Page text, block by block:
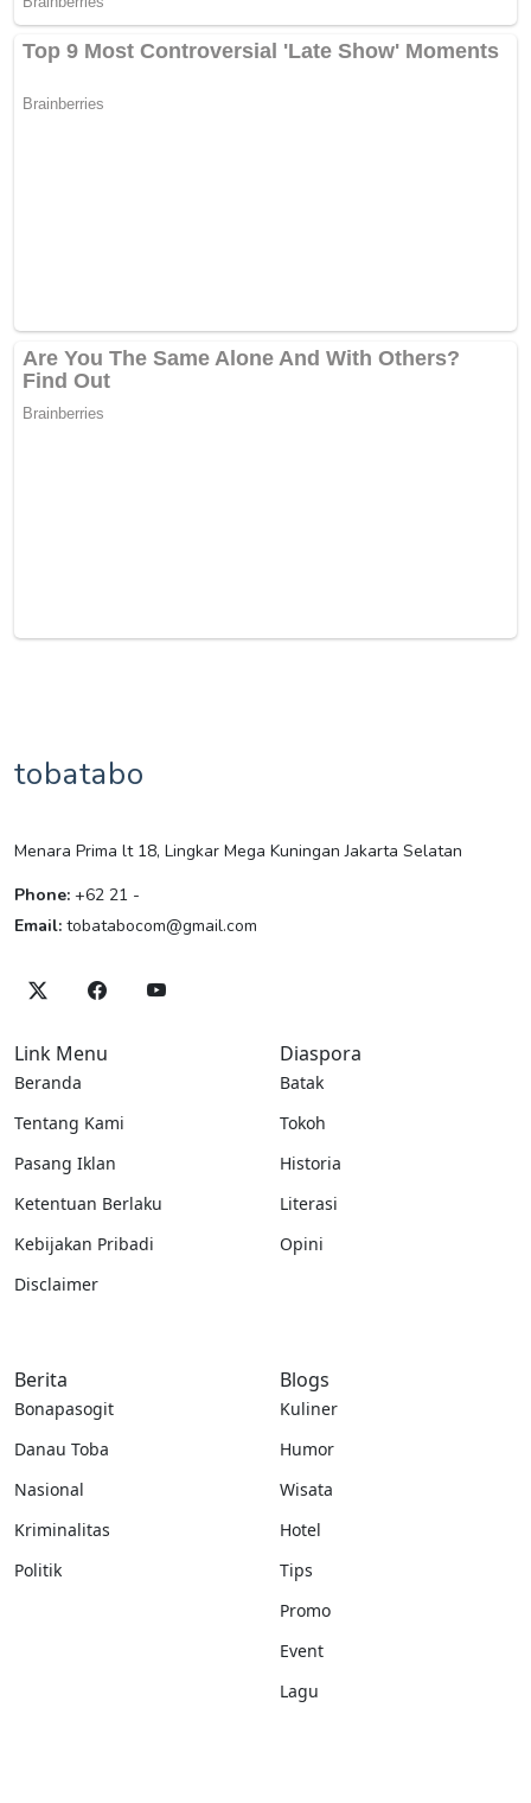
tobatabo
Menara Prima lt 18, Lingkar Mega Kuningan Jakarta Selatan
Phone: +62 21 -
Email: tobatabocom@gmail.com
Link Menu
Beranda
Tentang Kami
Pasang Iklan
Ketentuan Berlaku
Kebijakan Pribadi
Disclaimer
Diaspora
Batak
Tokoh
Historia
Literasi
Opini
Berita
Bonapasogit
Danau Toba
Nasional
Kriminalitas
Politik
Blogs
Kuliner
Humor
Wisata
Hotel
Tips
Promo
Event
Lagu